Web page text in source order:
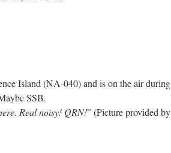
Island (NA-040) and is on the air during
SSB.
Real noisy! QRN!” (Picture provided by